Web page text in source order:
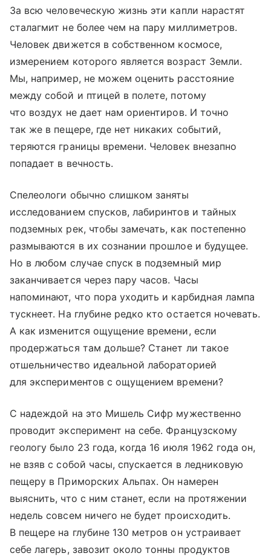
За всю человеческую жизнь эти капли нарастят
сталагмит не более чем на пару миллиметров.
Человек движется в собственном космосе,
измерением которого является возраст Земли.
Мы, например, не можем оценить расстояние
между собой и птицей в полете, потому
что воздух не дает нам ориентиров. И точно
так же в пещере, где нет никаких событий,
теряются границы времени. Человек внезапно
попадает в вечность.
Спелеологи обычно слишком заняты
исследованием спусков, лабиринтов и тайных
подземных рек, чтобы замечать, как постепенно
размываются в их сознании прошлое и будущее.
Но в любом случае спуск в подземный мир
заканчивается через пару часов. Часы
напоминают, что пора уходить и карбидная лампа
тускнеет. На глубине редко кто остается ночевать.
А как изменится ощущение времени, если
продержаться там дольше? Станет ли такое
отшельничество идеальной лабораторией
для экспериментов с ощущением времени?
С надеждой на это Мишель Сифр мужественно
проводит эксперимент на себе. Французскому
геологу было 23 года, когда 16 июля 1962 года он,
не взяв с собой часы, спускается в ледниковую
пещеру в Приморских Альпах. Он намерен
выяснить, что с ним станет, если на протяжении
недель совсем ничего не будет происходить.
В пещере на глубине 130 метров он устраивает
себе лагерь, завозит около тонны продуктов